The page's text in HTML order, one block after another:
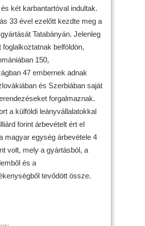
két karbantartóval indultak.
33 ével ezelőtt kezdte meg a
Tatabányán. Jelenleg
foglalkoztatnak belföldön,
150,
47 embernek adnak
és Szerbiában saját
forgalmaznak.
a külföldi leányvállalatokkal
forint árbevételt ért el
magyar egység árbevétele 4
volt, mely a gyártásból, a
és a
tevődött össze.